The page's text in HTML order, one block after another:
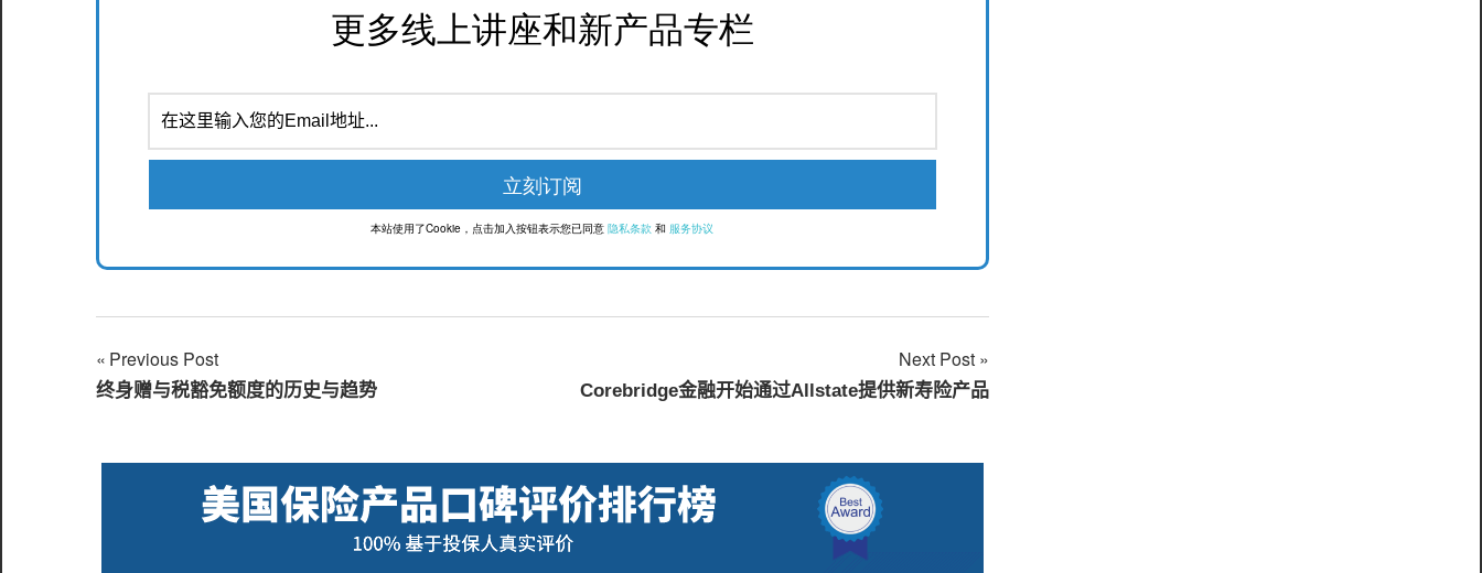
更多线上讲座和新产品专栏
本站使用了Cookie，点击加入按钮表示您已同意隐私条款 和 服务协议
文
章
导
Previous Post
终身赠与税豁免额度的历史与趋势
Next Post
Corebridge金融开始通过Allstate提供新寿险产品